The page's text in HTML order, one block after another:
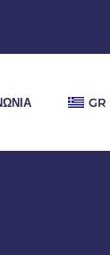
GR